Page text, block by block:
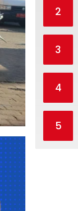
2
3
4
5